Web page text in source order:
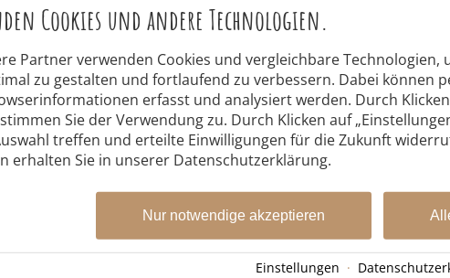
Oberstdorfer Naturgenuss
Naturgenuss“ bietet ein
Veranstaltungsprogramm.
verzaubert mit bunten Wäldern, klarer Luft und
rot-gelben Blättern und dem glitzernden Morgentau
Naturgenusses besondere Momente voller Natur,
& gelebte Tradition: Besuche die Oberstdorfer Alpakas, wirf
oder entdecke beim Bergbauernhof Besler das Leben auf
Cookies und andere Technologien.
Partner verwenden Cookies und vergleichbare Technologien,
zu gestalten und fortlaufend zu verbessern. Dabei können
erfasst und analysiert werden. Durch
Sie der Verwendung zu. Durch Klicken auf
treffen und erteilte Einwilligungen für die Zukunft
erhalten Sie in unserer Datenschutzerklärung.
Nur notwendige akzeptieren
Einstellungen ·